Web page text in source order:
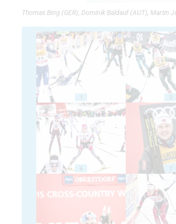
Thomas Bing (GER), Dominik Baldauf (AUT),
1 2
6 7